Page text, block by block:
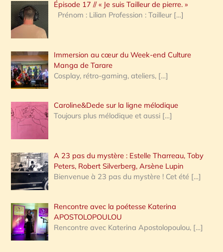
h
e
:
Épisode 17 // « Je suis Tailleur de pierre. »
Prénom : Lilian Profession : Tailleur […]
Immersion au cœur du Week-end Culture
Manga de Tarare
Cosplay, rétro-gaming, ateliers, […]
Caroline&Dede sur la ligne mélodique
Toujours plus mélodique et aussi […]
A 23 pas du mystère : Estelle Tharreau, Toby
Peters, Robert Silverberg, Arsène Lupin
Bienvenue à 23 pas du mystère ! Cet été […]
Rencontre avec la poétesse Katerina
APOSTOLOPOULOU
Rencontre avec Katerina Apostolopoulou, […]